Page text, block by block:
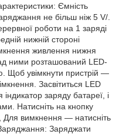
Ємність
не більш ніж 5 V/.
роботи на 1 заряді
нижній стороні
живлення нижня
ними розташований LED-
Щоб увімкнути пристрій —
Засвітиться LED
заряду батареї, і
Натисніть на кнопку
Для вимкнення — натисніть
Заряджати